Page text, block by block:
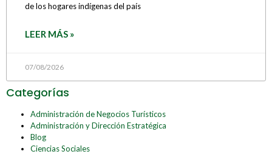
de los hogares indígenas del país
LEER MÁS »
07/08/2026
Categorías
Administración de Negocios Turísticos
Administración y Dirección Estratégica
Blog
Ciencias Sociales